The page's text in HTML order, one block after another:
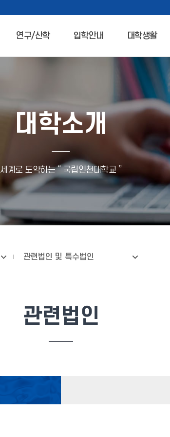
연구/산학 입학안내 대학생활
대학소개
세계로 도약하는 “ 국립인천대학교 ”
관련법인 및 특수법인
관련법인